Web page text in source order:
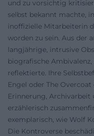
und zu vorsichtig
selbst bekannt machte,
inoffizielle Mitarbeiterin
worden zu sein. Aus der
langjährige, intrusive
biografische
reflektierte. Ihre
Engel oder The Overcoat
Erinnerung, Archivarbeit
erzählerisch
exemplarisch, wie Wolf
Die Kontroverse